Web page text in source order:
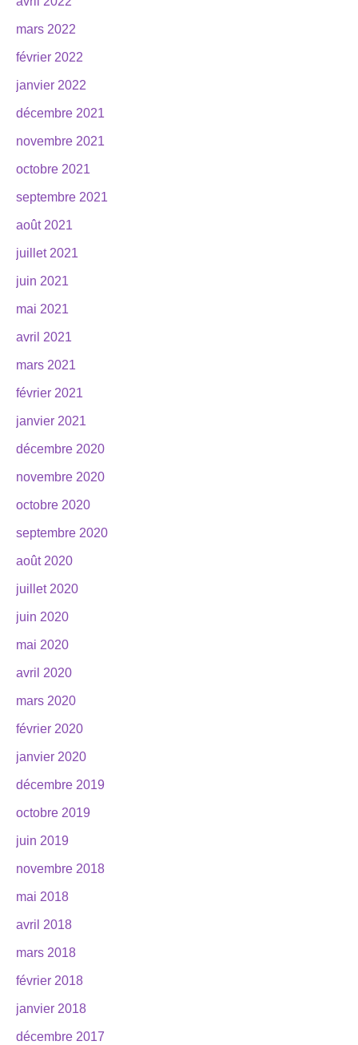
mars 2022
février 2022
janvier 2022
décembre 2021
novembre 2021
octobre 2021
septembre 2021
août 2021
juillet 2021
juin 2021
mai 2021
avril 2021
mars 2021
février 2021
janvier 2021
décembre 2020
novembre 2020
octobre 2020
septembre 2020
août 2020
juillet 2020
juin 2020
mai 2020
avril 2020
mars 2020
février 2020
janvier 2020
décembre 2019
octobre 2019
juin 2019
novembre 2018
mai 2018
avril 2018
mars 2018
février 2018
janvier 2018
décembre 2017